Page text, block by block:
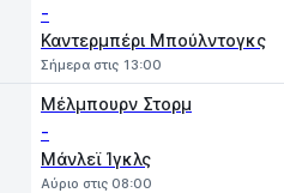
-
Καντερμπέρι Μπούλντογκς
Σήμερα στις 13:00
Μέλμπουρν Στορμ
-
Μάνλεϊ Ίγκλς
Αύριο στις 08:00